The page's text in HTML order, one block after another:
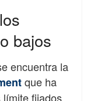
bajos
encuentra la
que ha
límite fijados